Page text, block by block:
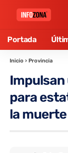
Portada
Inicio › Provincia
Impulsan
para
la